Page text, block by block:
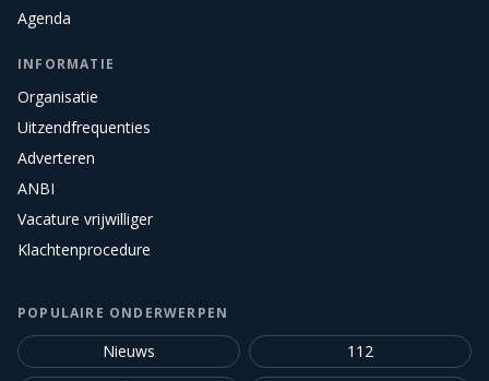
Agenda
INFORMATIE
Organisatie
Uitzendfrequenties
Adverteren
ANBI
Vacature vrijwilliger
Klachtenprocedure
POPULAIRE ONDERWERPEN
Nieuws
112